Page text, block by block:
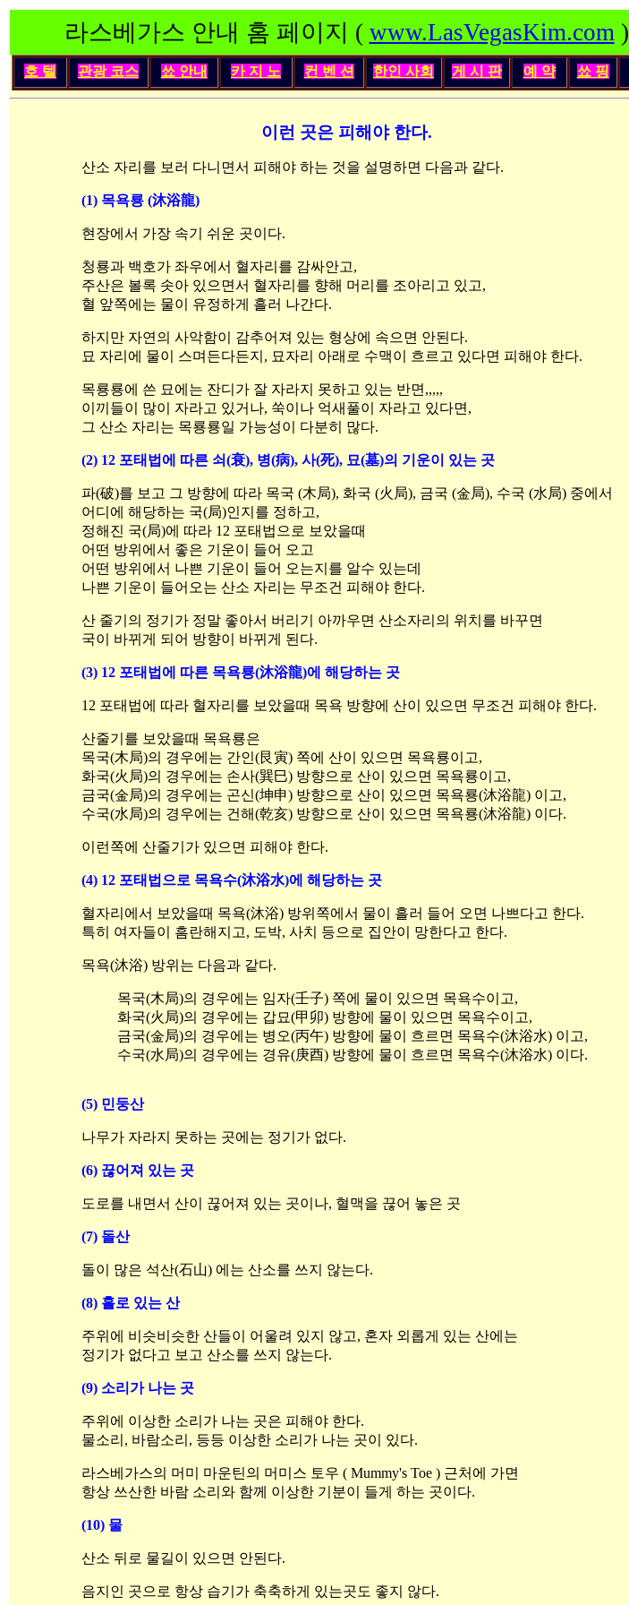
라스베가스 안내 홈 페이지 ( www.LasVegasKim.com)
호 텔 관광 코스 쑈 안내 카 지 노 컨 벤 션 한인 사회 게 시 판 예 약 쑈 핑
이런 곳은 피해야 한다.
산소 자리를 보러 다니면서 피해야 하는 것을 설명하면 다음과 같다.
(1) 목욕룡 (沐浴龍)
현장에서 가장 속기 쉬운 곳이다.
청룡과 백호가 좌우에서 혈자리를 감싸안고,
주산은 볼록 솟아 있으면서 혈자리를 향해 머리를 조아리고 있고,
혈 앞쪽에는 물이 유정하게 흘러 나간다.
하지만 자연의 사악함이 감추어져 있는 형상에 속으면 안된다.
묘 자리에 물이 스며든다든지, 묘자리 아래로 수맥이 흐르고 있다면 피해야 한다.
목룡룡에 쓴 묘에는 잔디가 잘 자라지 못하고 있는 반면,,,,,
이끼들이 많이 자라고 있거나, 쑥이나 억새풀이 자라고 있다면,
그 산소 자리는 목룡룡일 가능성이 다분히 많다.
(2) 12 포태법에 따른 쇠(衰), 병(病), 사(死), 묘(墓)의 기운이 있는 곳
파(破)를 보고 그 방향에 따라 목국 (木局), 화국 (火局), 금국 (金局), 수국 (水局) 중에서
어디에 해당하는 국(局)인지를 정하고,
정해진 국(局)에 따라 12 포태법으로 보았을때
어떤 방위에서 좋은 기운이 들어 오고
어떤 방위에서 나쁜 기운이 들어 오는지를 알수 있는데
나쁜 기운이 들어오는 산소 자리는 무조건 피해야 한다.
산 줄기의 정기가 정말 좋아서 버리기 아까우면 산소자리의 위치를 바꾸면
국이 바뀌게 되어 방향이 바뀌게 된다.
(3) 12 포태법에 따른 목욕룡(沐浴龍)에 해당하는 곳
12 포태법에 따라 혈자리를 보았을때 목욕 방향에 산이 있으면 무조건 피해야 한다.
산줄기를 보았을때 목욕룡은
목국(木局)의 경우에는 간인(艮寅) 쪽에 산이 있으면 목욕룡이고,
화국(火局)의 경우에는 손사(巽巳) 방향으로 산이 있으면 목욕룡이고,
금국(金局)의 경우에는 곤신(坤申) 방향으로 산이 있으면 목욕룡(沐浴龍) 이고,
수국(水局)의 경우에는 건해(乾亥) 방향으로 산이 있으면 목욕룡(沐浴龍) 이다.
이런쪽에 산줄기가 있으면 피해야 한다.
(4) 12 포태법으로 목욕수(沐浴水)에 해당하는 곳
혈자리에서 보았을때 목욕(沐浴) 방위쪽에서 물이 흘러 들어 오면 나쁘다고 한다.
특히 여자들이 흠란해지고, 도박, 사치 등으로 집안이 망한다고 한다.
목욕(沐浴) 방위는 다음과 같다.
목국(木局)의 경우에는 임자(壬子) 쪽에 물이 있으면 목욕수이고,
화국(火局)의 경우에는 갑묘(甲卯) 방향에 물이 있으면 목욕수이고,
금국(金局)의 경우에는 병오(丙午) 방향에 물이 흐르면 목욕수(沐浴水) 이고,
수국(水局)의 경우에는 경유(庚酉) 방향에 물이 흐르면 목욕수(沐浴水) 이다.
(5) 민둥산
나무가 자라지 못하는 곳에는 정기가 없다.
(6) 끊어져 있는 곳
도로를 내면서 산이 끊어져 있는 곳이나, 혈맥을 끊어 놓은 곳
(7) 돌산
돌이 많은 석산(石山) 에는 산소를 쓰지 않는다.
(8) 홀로 있는 산
주위에 비슷비슷한 산들이 어울려 있지 않고, 혼자 외롭게 있는 산에는
정기가 없다고 보고 산소를 쓰지 않는다.
(9) 소리가 나는 곳
주위에 이상한 소리가 나는 곳은 피해야 한다.
물소리, 바람소리, 등등 이상한 소리가 나는 곳이 있다.
라스베가스의 머미 마운틴의 머미스 토우 ( Mummy's Toe ) 근처에 가면
항상 쓰산한 바람 소리와 함께 이상한 기분이 들게 하는 곳이다.
(10) 물
산소 뒤로 물길이 있으면 안된다.
음지인 곳으로 항상 습기가 축축하게 있는곳도 좋지 않다.